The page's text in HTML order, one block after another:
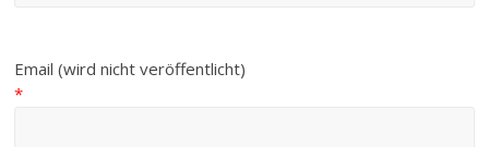
Email (wird nicht veröffentlicht)
*